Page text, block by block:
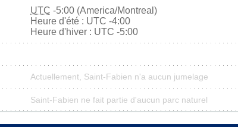
UTC -5:00 (America/Montreal)
Heure d'été : UTC -4:00
Heure d'hiver : UTC -5:00
Actuellement, Saint-Fabien n'a aucun jumelage
Saint-Fabien ne fait partie d'aucun parc naturel